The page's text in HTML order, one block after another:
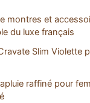
montres et
du luxe français
Slim Violette
raffiné pour